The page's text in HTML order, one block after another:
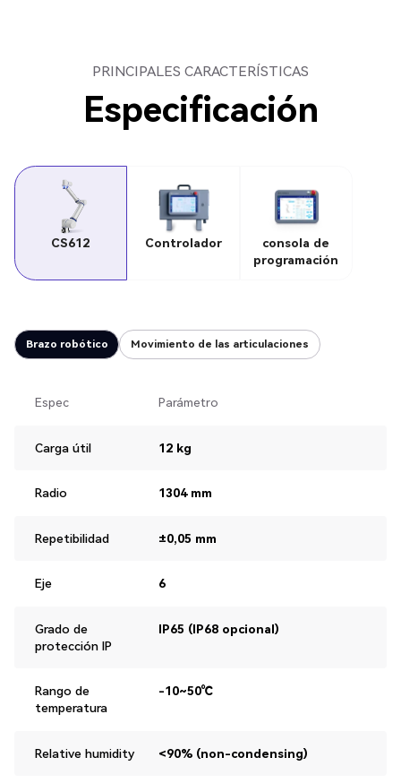
PRINCIPALES CARACTERÍSTICAS
Especificación
CS612 Controlador
consola de
programación
Brazo robótico Movimiento de las articulaciones
Espec Parámetro
Carga útil 12 kg
Radio 1304 mm
Repetibilidad ±0,05 mm
Eje 6
Grado de
protección IP
IP65 (IP68 opcional)
Rango de
temperatura
-10~50℃
Relative humidity <90% (non-condensing)